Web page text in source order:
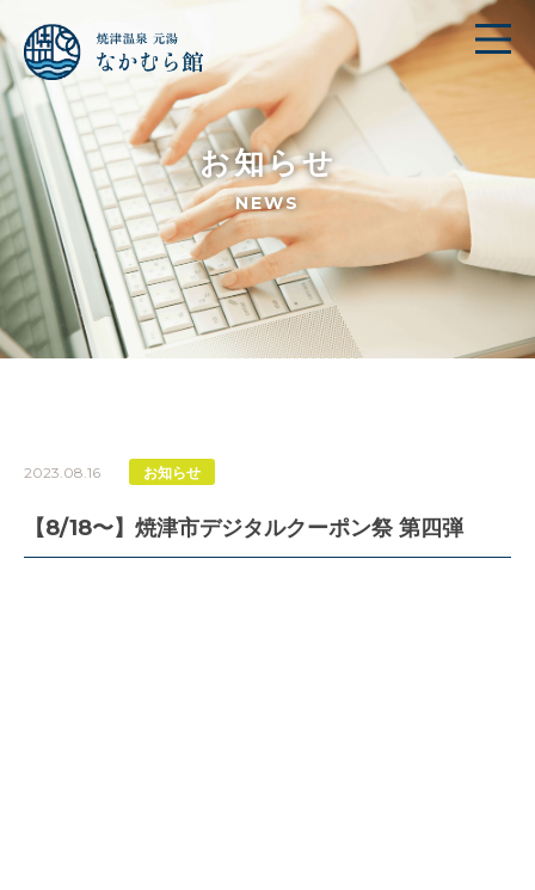
お知らせ
NEWS
2023.08.16 お知らせ
【8/18〜】焼津市デジタルクーポン祭 第四弾